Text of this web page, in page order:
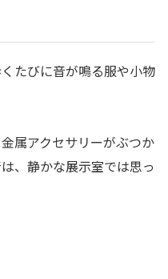
たびに音が鳴る服や小物
属アクセサリーがぶつか
、静かな展示室では思っ